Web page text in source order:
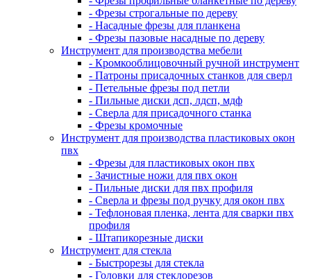
- Фрезы строгальные по дереву
- Насадные фрезы для планкена
- Фрезы пазовые насадные по дереву
Инструмент для производства мебели
- Кромкооблицовочный ручной инструмент
- Патроны присадочных станков для сверл
- Петельные фрезы под петли
- Пильные диски дсп, лдсп, мдф
- Сверла для присадочного станка
- Фрезы кромочные
Инструмент для производства пластиковых окон
пвх
- Фрезы для пластиковых окон пвх
- Зачистные ножи для пвх окон
- Пильные диски для пвх профиля
- Сверла и фрезы под ручку для окон пвх
- Тефлоновая пленка, лента для сварки пвх
профиля
- Штапикорезные диски
Инструмент для стекла
- Быстрорезы для стекла
- Головки для стеклорезов